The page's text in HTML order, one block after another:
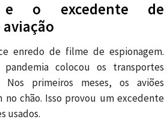
e o excedente de
enredo de filme de espionagem.
colocou os transportes
Nos primeiros meses, os aviões
no chão. Isso provou um excedente
usados.